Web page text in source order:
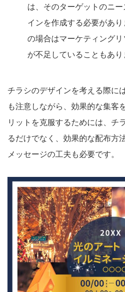
は、そのターゲットのニ
インを作成する必要があ
の場合はマーケティング
が不足していることもあり
チラシのデザインを考える際に
も注意しながら、効果的な集客
リットを克服するためには、チ
るだけでなく、効果的な配布方
メッセージの工夫も必要です。